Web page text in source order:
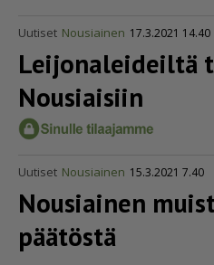
Uutiset Nousiainen 17.3.2021 14.40
Leijo­na­lei­deiltä
Nousiaisiin
Uutiset Nousiainen 15.3.2021 7.40
Nousiainen
päätöstä